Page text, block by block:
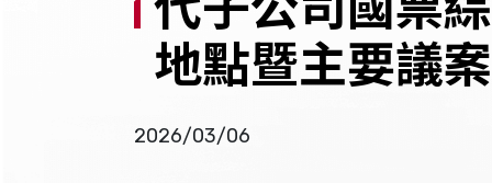
信
地點暨主要議案
2026/03/06